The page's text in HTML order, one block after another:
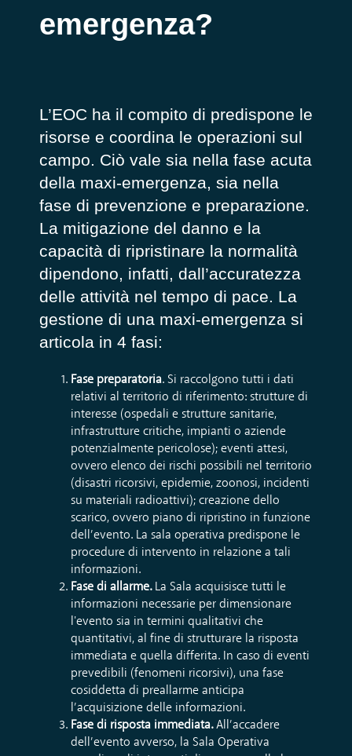
emergenza?
L’EOC ha il compito di predispone le
risorse e coordina le operazioni sul
campo. Ciò vale sia nella fase acuta
della maxi-emergenza, sia nella
fase di prevenzione e preparazione.
La mitigazione del danno e la
capacità di ripristinare la normalità
dipendono, infatti, dall’accuratezza
delle attività nel tempo di pace. La
gestione di una maxi-emergenzasi
articola in 4 fasi:
Fase preparatoria. Si raccolgono tutti i dati
relativi al territorio di riferimento: strutture di
interesse (ospedali e strutture sanitarie,
infrastrutture critiche, impianti o aziende
potenzialmente pericolose); eventi attesi,
ovvero elenco dei rischi possibili nel territorio
(disastri ricorsivi, epidemie, zoonosi, incidenti
su materiali radioattivi); creazione dello
scarico, ovvero piano di ripristino in funzione
dell’evento. La sala operativa predispone le
procedure di intervento in relazione a tali
informazioni.
Fase di allarme. La Sala acquisisce tutti le
informazioni necessarie perdimensionare
l'evento sia in termini qualitativi che
quantitativi, al fine di strutturare la risposta
immediata e quella differita. In caso di eventi
prevedibili (fenomeni ricorsivi), una fase
cosiddetta di preallarme anticipa
l’acquisizione delle informazioni.
Fase di risposta immediata. All’accadere
dell’evento avverso, l a Sala Operativa